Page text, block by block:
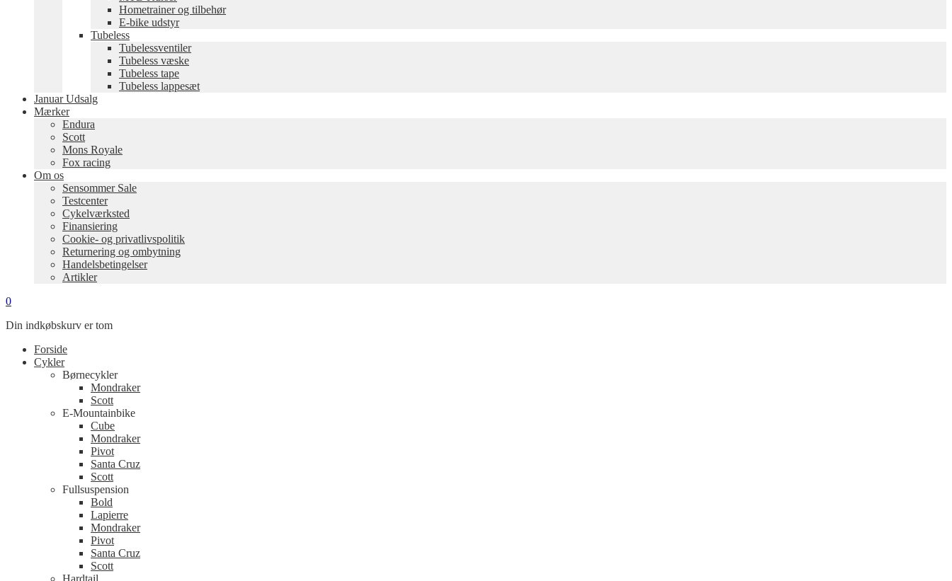
Hometrainer og tilbehør
E-bike udstyr
Tubeless
Tubelessventiler
Tubeless væske
Tubeless tape
Tubeless lappesæt
Januar Udsalg
Mærker
Endura
Scott
Mons Royale
Fox racing
Om os
Sensommer Sale
Testcenter
Cykelværksted
Finansiering
Cookie- og privatlivspolitik
Returnering og ombytning
Handelsbetingelser
Artikler
0
Din indkøbskurv er tom
Forside
Cykler
Børnecykler
Mondraker
Scott
E-Mountainbike
Cube
Mondraker
Pivot
Santa Cruz
Scott
Fullsuspension
Bold
Lapierre
Mondraker
Pivot
Santa Cruz
Scott
Hardtail